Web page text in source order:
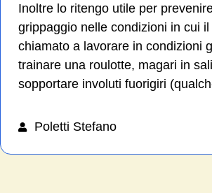
Inoltre lo ritengo utile per
grippaggio nelle condizioni in cui
chiamato a lavorare in condizioni
trainare una roulotte, magari in
sopportare involuti fuorigiri
Poletti Stefano